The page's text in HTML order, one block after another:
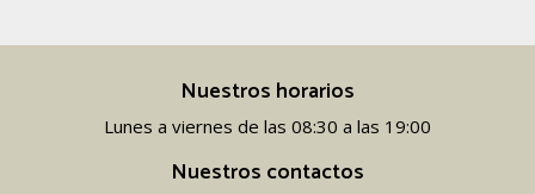
Nuestros horarios
Lunes a viernes de las 08:30 a las 19:00
Nuestros contactos